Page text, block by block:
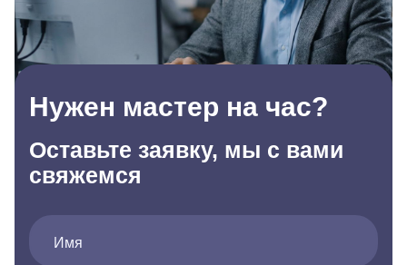
Нужен мастер на час?
Оставьте заявку, мы с вами
свяжемся
Имя